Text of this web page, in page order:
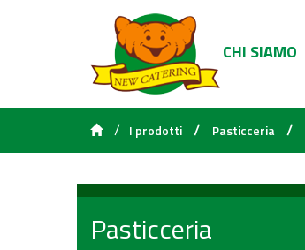
CHI SIAMO
/ I prodotti / Pasticceria /
Pasticceria